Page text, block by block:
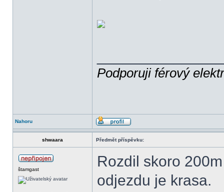
Podporuji férový
Nahoru
shwaara Předmět příspěvku:
štamgast
Rozdil skoro
odjezdu je krasa.